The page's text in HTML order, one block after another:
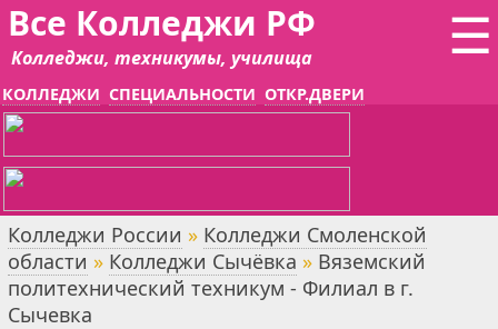
☰
Все Колледжи РФ
Колледжи, техникумы, училища
КОЛЛЕДЖИ СПЕЦИАЛЬНОСТИ ОТКР.ДВЕРИ
Колледжи России » Колледжи Смоленской
области » Колледжи Сычёвка » Вяземский
политехнический техникум - Филиал в г.
Сычевка